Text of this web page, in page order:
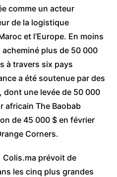
comme un acteur
de la logistique
et l’Europe. En moins
plus de 50 000
à travers six pays
a été soutenue par des
une levée de 50 000
africain The Baobab
de 45 000 $ en février
Corners.
Colis.ma prévoit de
les cinq plus grandes